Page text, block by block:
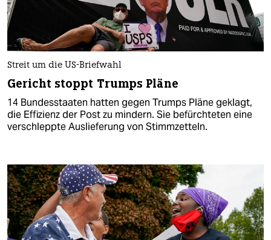
Streit um die US-Briefwahl
Gericht stoppt Trumps Pläne
14 Bundesstaaten hatten gegen Trumps Pläne geklagt,
die Effizienz der Post zu mindern. Sie befürchteten eine
verschleppte Auslieferung von Stimmzetteln.